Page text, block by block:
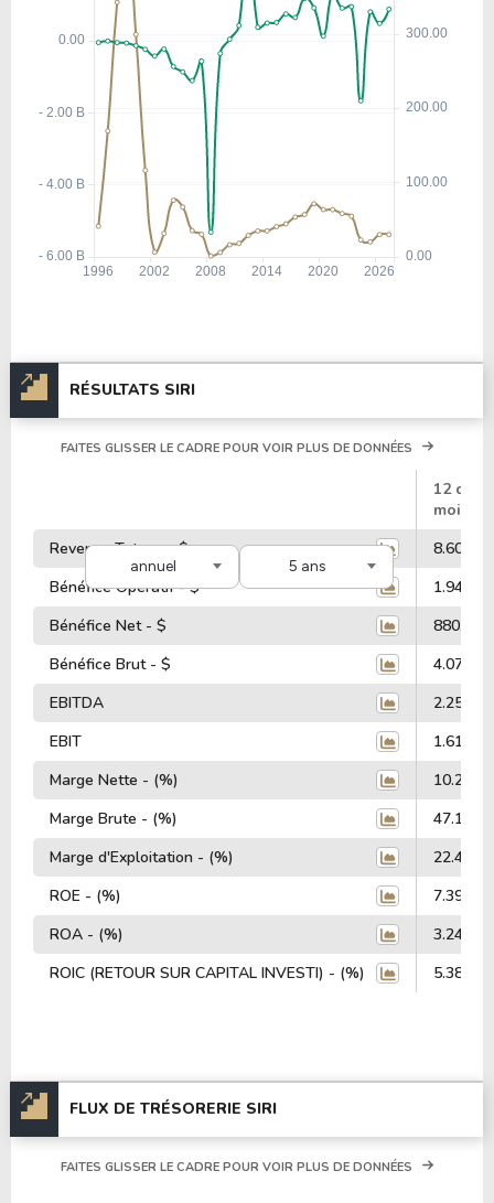
RÉSULTATS SIRI
annuel 5 ans
FAITES GLISSER LE CADRE POUR VOIR PLUS DE DONNÉES
12
mois
Revenus Totaux - $
8.60
Bénéfice Opératif - $
1.94
Bénéfice Net - $
880.00
Bénéfice Brut - $
4.07
EBITDA
2.25
EBIT
1.61
Marge Nette - (%)
10.28%
Marge Brute - (%)
47.16%
Marge d'Exploitation - (%)
22.46%
ROE - (%)
7.39%
ROA - (%)
3.24%
ROIC (RETOUR SUR CAPITAL INVESTI) - (%)
5.38%
FLUX DE TRÉSORERIE SIRI
FAITES GLISSER LE CADRE POUR VOIR PLUS DE DONNÉES